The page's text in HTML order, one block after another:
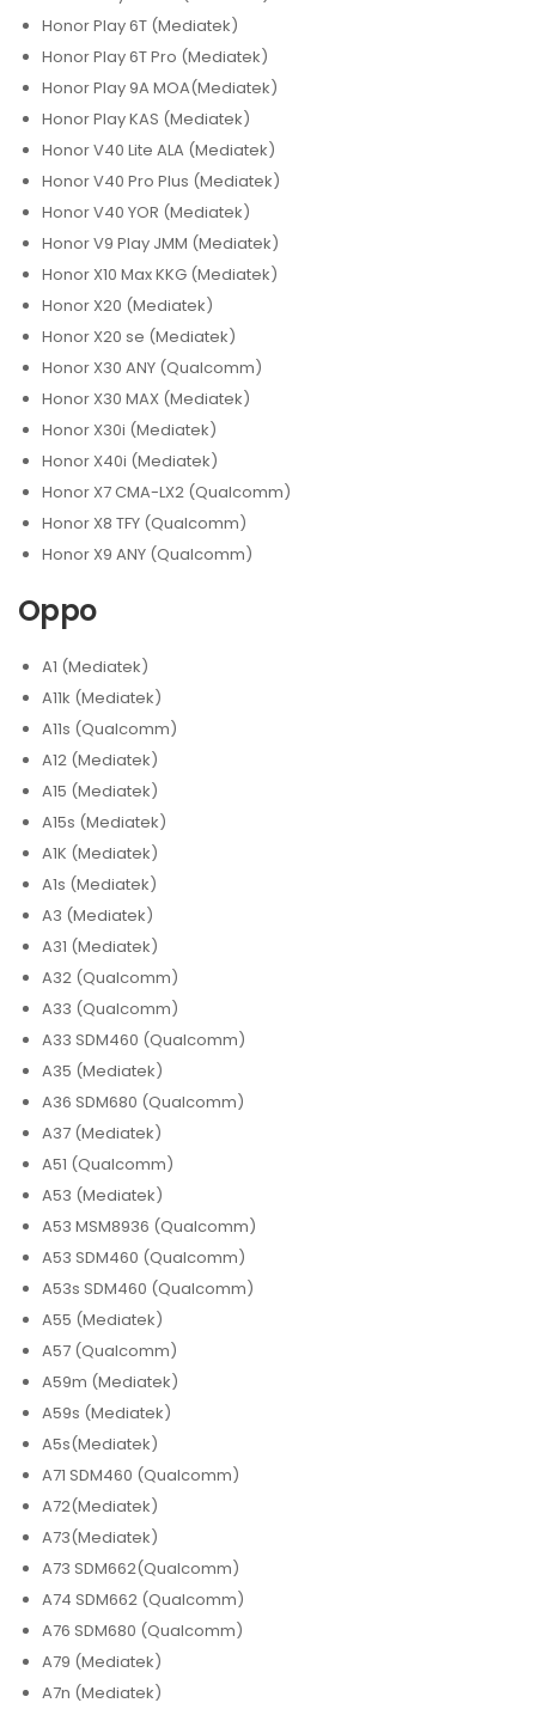
Honor Play 6T (Mediatek)
Honor Play 6T Pro (Mediatek)
Honor Play 9A MOA(Mediatek)
Honor Play KAS (Mediatek)
Honor V40 Lite ALA (Mediatek)
Honor V40 Pro Plus (Mediatek)
Honor V40 YOR (Mediatek)
Honor V9 Play JMM (Mediatek)
Honor X10 Max KKG (Mediatek)
Honor X20 (Mediatek)
Honor X20 se (Mediatek)
Honor X30 ANY (Qualcomm)
Honor X30 MAX (Mediatek)
Honor X30i (Mediatek)
Honor X40i (Mediatek)
Honor X7 CMA-LX2 (Qualcomm)
Honor X8 TFY (Qualcomm)
Honor X9 ANY (Qualcomm)
Oppo
A1 (Mediatek)
A11k (Mediatek)
A11s (Qualcomm)
A12 (Mediatek)
A15 (Mediatek)
A15s (Mediatek)
A1K (Mediatek)
A1s (Mediatek)
A3 (Mediatek)
A31 (Mediatek)
A32 (Qualcomm)
A33 (Qualcomm)
A33 SDM460 (Qualcomm)
A35 (Mediatek)
A36 SDM680 (Qualcomm)
A37 (Mediatek)
A51 (Qualcomm)
A53 (Mediatek)
A53 MSM8936 (Qualcomm)
A53 SDM460 (Qualcomm)
A53s SDM460 (Qualcomm)
A55 (Mediatek)
A57 (Qualcomm)
A59m (Mediatek)
A59s (Mediatek)
A5s(Mediatek)
A71 SDM460 (Qualcomm)
A72(Mediatek)
A73(Mediatek)
A73 SDM662(Qualcomm)
A74 SDM662 (Qualcomm)
A76 SDM680 (Qualcomm)
A79 (Mediatek)
A7n (Mediatek)